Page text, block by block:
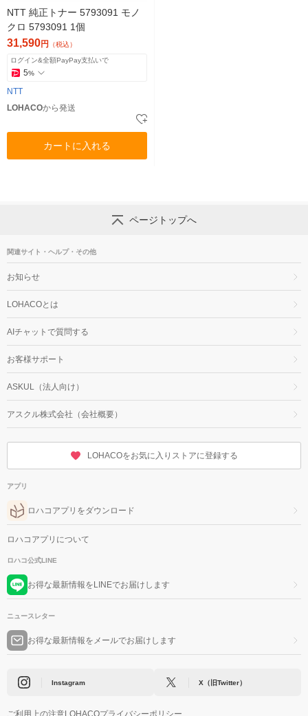
NTT 純正トナー 5793091 モノ
クロ 5793091 1個
31,590円 （税込）
ログイン&全額PayPay支払いで
5%
NTT
LOHACOから発送
カートに入れる
ページトップへ
関連サイト・ヘルプ・その他
お知らせ
LOHACOとは
AIチャットで質問する
お客様サポート
ASKUL（法人向け）
アスクル株式会社（会社概要）
LOHACOをお気に入りストアに登録する
アプリ
ロハコアプリをダウンロード
ロハコアプリについて
ロハコ公式LINE
お得な最新情報をLINEでお届けします
ニュースレター
お得な最新情報をメールでお届けします
Instagram X（旧Twitter）
ご利用上の注意 LOHACOプライバシーポリシー